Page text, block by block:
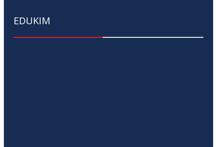
EDUKIM